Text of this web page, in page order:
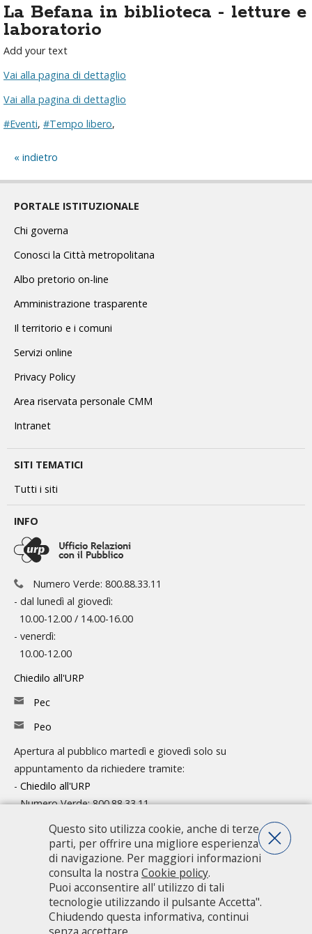
La Befana in biblioteca - letture e
laboratorio
Add your text
Vai alla pagina di dettaglio
Vai alla pagina di dettaglio
#Eventi, #Tempo libero,
indietro
PORTALE ISTITUZIONALE
Chi governa
Conosci la Città metropolitana
Albo pretorio on-line
Amministrazione trasparente
Il territorio e i comuni
Servizi online
Privacy Policy
Area riservata personale CMM
Intranet
SITI TEMATICI
Tutti i siti
INFO
Numero Verde: 800.88.33.11
- dal lunedì al giovedì:
10.00-12.00 / 14.00-16.00
- venerdì:
10.00-12.00
Chiedilo all'URP
Pec
Peo
Apertura al pubblico martedì e giovedì solo su
appuntamento da richiedere tramite:
- Chiedilo all'URP
- Numero Verde: 800.88.33.11
Consulta l'organigramma
Accedi agli atti
Guida pratica ai servizi e alla modulistica
Città metropolitana di Milano - Via Vivaio, 1 - 20122 Milano - centralino
Questo sito utilizza cookie, anche di terze
parti, per offrire una migliore esperienza
di navigazione. Per maggiori informazioni
consulta la nostra Cookie policy.
Puoi acconsentire all' utilizzo di tali
tecnologie utilizzando il pulsante Accetta".
Chiudendo questa informativa, continui